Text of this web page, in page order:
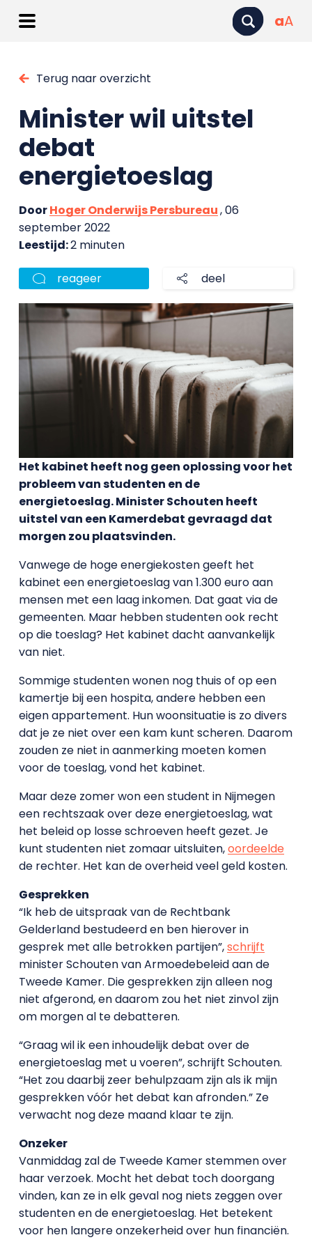
aA
Terug naar overzicht
Minister wil uitstel
debat
energietoeslag
DoorHoger Onderwijs Persbureau, 06
september 2022
Leestijd:2 minuten
reageer deel
Het kabinet heeft nog geen oplossing voor het
probleem van studenten en de
energietoeslag. Minister Schouten heeft
uitstel van een Kamerdebat gevraagd dat
morgen zou plaatsvinden.
Vanwege de hoge energiekosten geeft het
kabinet een energietoeslag van 1.300 euro aan
mensen met een laag inkomen. Dat gaat via de
gemeenten. Maar hebben studenten ook recht
op die toeslag? Het kabinet dacht aanvankelijk
van niet.
Sommige studenten wonen nog thuis of op een
kamertje bij een hospita, andere hebben een
eigen appartement. Hun woonsituatie is zo divers
dat je ze niet over een kam kunt scheren. Daarom
zouden ze niet in aanmerking moeten komen
voor de toeslag, vond het kabinet.
Maar deze zomer won een student in Nijmegen
een rechtszaak over deze energietoeslag, wat
het beleid op losse schroeven heeft gezet. Je
kunt studenten niet zomaar uitsluiten,oordeelde
de rechter. Het kan de overheid veel geld kosten.
Gesprekken
“Ik heb de uitspraak van de Rechtbank
Gelderland bestudeerd en ben hierover in
gesprek met alle betrokken partijen”,schrijft
minister Schouten van Armoedebeleid aan de
Tweede Kamer. Die gesprekken zijn alleen nog
niet afgerond, en daarom zou het niet zinvol zijn
om morgen al te debatteren.
“Graag wil ik een inhoudelijk debat over de
energietoeslag met u voeren”, schrijft Schouten.
“Het zou daarbij zeer behulpzaam zijn als ik mijn
gesprekken vóór het debat kan afronden.” Ze
verwacht nog deze maand klaar te zijn.
Onzeker
Vanmiddag zal de Tweede Kamer stemmen over
haar verzoek. Mocht het debat toch doorgang
vinden, kan ze in elk geval nog niets zeggen over
studenten en de energietoeslag. Het betekent
voor hen langere onzekerheid over hun financiën.